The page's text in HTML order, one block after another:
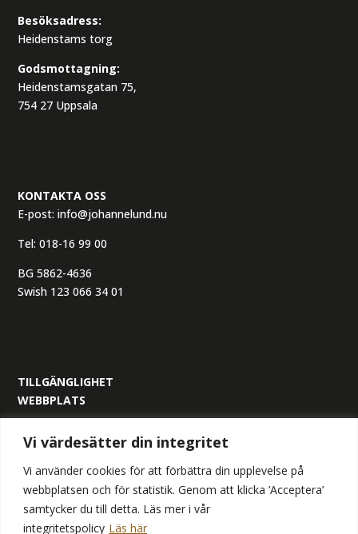
Vi värdesätter din integritet
Vi använder cookies för att förbättra din upplevelse på
webbplatsen och för statistik. Genom att klicka ’Acceptera’
samtycker du till detta. Läs mer i vår
integritetspolicy Läs här
Besöksadress:
Heidenstams torg
Godsmottagning:
Heidenstamsgatan 75,
754 27 Uppsala
KONTAKTA OSS
E-post:info@johannelund.nu
Tel:018-16 99 00
BG 5862-4636
Swish 123 066 34 01
TILLGÄNGLIGHET
WEBBPLATS
559305-6517